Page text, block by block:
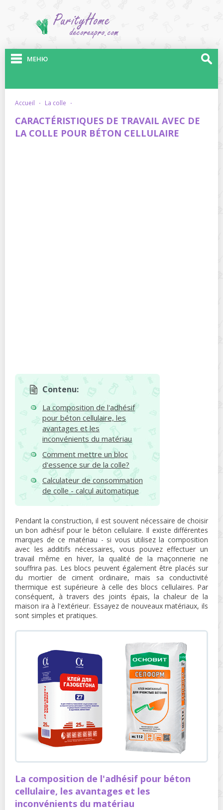
МЕНЮ
accueil · la colle ·
CARACTÉRISTIQUES DE TRAVAIL AVEC DE
LA COLLE POUR BÉTON CELLULAIRE
Contenu:
La composition de l'adhésif
pour béton cellulaire, les
avantages et les
inconvénients du matériau
Comment mettre un bloc
d'essence sur de la colle?
Calculateur de consommation
de colle - calcul automatique
Pendant la construction, il est souvent nécessaire de choisir
un bon adhésif pour le béton cellulaire. Il existe différentes
marques de ce matériau - si vous utilisez la composition
avec les additifs nécessaires, vous pouvez effectuer un
travail même en hiver, la qualité de la maçonnerie ne
souffrira pas. Les blocs peuvent également être placés sur
du mortier de ciment ordinaire, mais sa conductivité
thermique est supérieure à celle des blocs cellulaires. Par
conséquent, à travers des joints épais, la chaleur de la
maison ira à l'extérieur. Essayez de nouveaux matériaux, ils
sont simples et pratiques.
La composition de l'adhésif pour béton
cellulaire, les avantages et les
inconvénients du matériau